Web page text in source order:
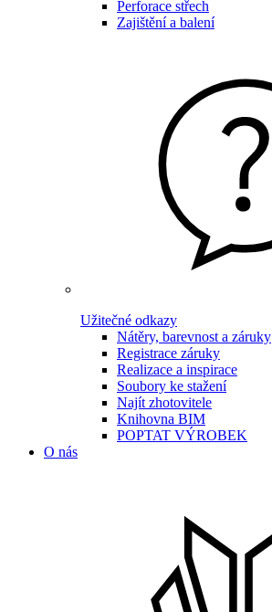
Perforace střech
Zajištění a balení
Užitečné odkazy
Nátěry, barevnost a záruky
Registrace záruky
Realizace a inspirace
Soubory ke stažení
Najít zhotovitele
Knihovna BIM
POPTAT VÝROBEK
O nás